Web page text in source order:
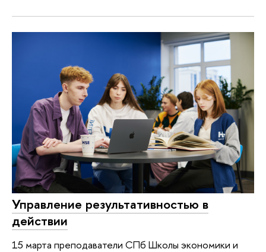
Управление результативностью в
действии
15 марта преподаватели СПб Школы экономики и